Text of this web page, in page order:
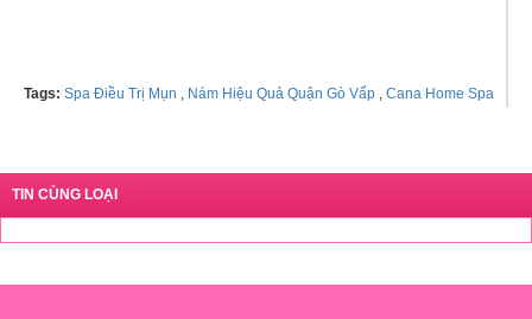
Tags: Spa Điều Trị Mụn , Nám Hiệu Quả Quận Gò Vấp , Cana Home Spa
TIN CÙNG LOẠI